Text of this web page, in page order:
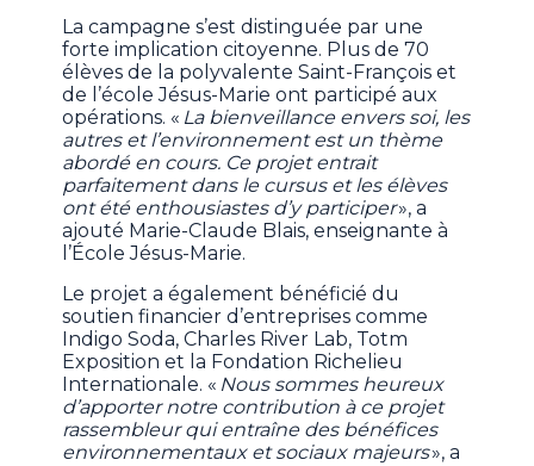
La campagne s’est distinguée par une
forte implication citoyenne. Plus de 70
élèves de la polyvalente Saint-François et
de l’école Jésus-Marie ont participé aux
opérations. « La bienveillance envers soi, les
autres et l’environnement est un thème
abordé en cours. Ce projet entrait
parfaitement dans le cursus et les élèves
ont été enthousiastes d’y participer», a
ajouté Marie-Claude Blais, enseignante à
l’École Jésus-Marie.
Le projet a également bénéficié du
soutien financier d’entreprises comme
Indigo Soda, Charles River Lab, Totm
Exposition et la Fondation Richelieu
Internationale. « Nous sommes heureux
d’apporter notre contribution à ce projet
rassembleur qui entraîne des bénéfices
environnementaux et sociaux majeurs», a